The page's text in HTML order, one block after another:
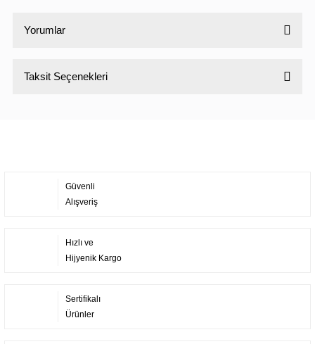
Yorumlar
Taksit Seçenekleri
Güvenli
Alışveriş
Hızlı ve
Hijyenik Kargo
Sertifikalı
Ürünler